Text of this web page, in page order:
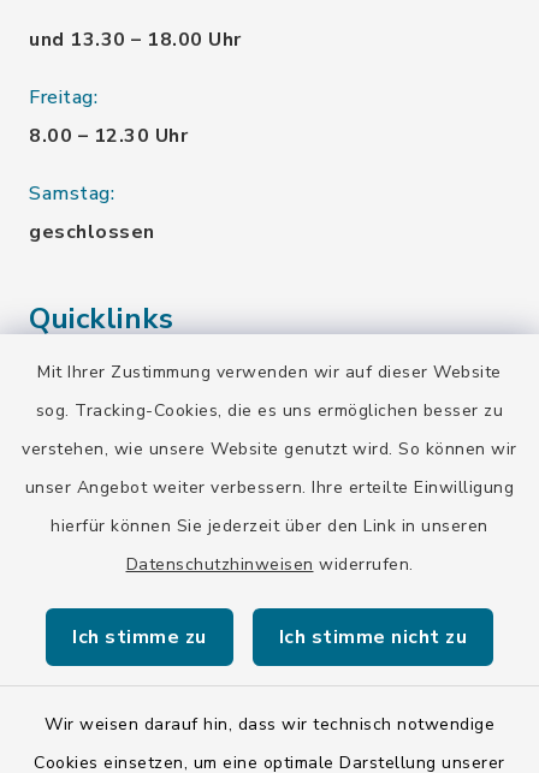
Mit Ihrer Zustimmung verwenden wir auf dieser Website
sog. Tracking-Cookies, die es uns ermöglichen besser zu
verstehen, wie unsere Website genutzt wird. So können wir
unser Angebot weiter verbessern. Ihre erteilte Einwilligung
hierfür können Sie jederzeit über den Link in unseren
Datenschutzhinweisen widerrufen.
Ich stimme zu Ich stimme nicht zu
Wir weisen darauf hin, dass wir technisch notwendige
Cookies einsetzen, um eine optimale Darstellung unserer
und 13.30 – 18.00 Uhr
Freitag:
8.00 – 12.30 Uhr
Samstag:
geschlossen
Quicklinks
Landratsamt Bad Tölz-Wolfratshausen
BayernPortal
Kontakt
Barrierefreiheit